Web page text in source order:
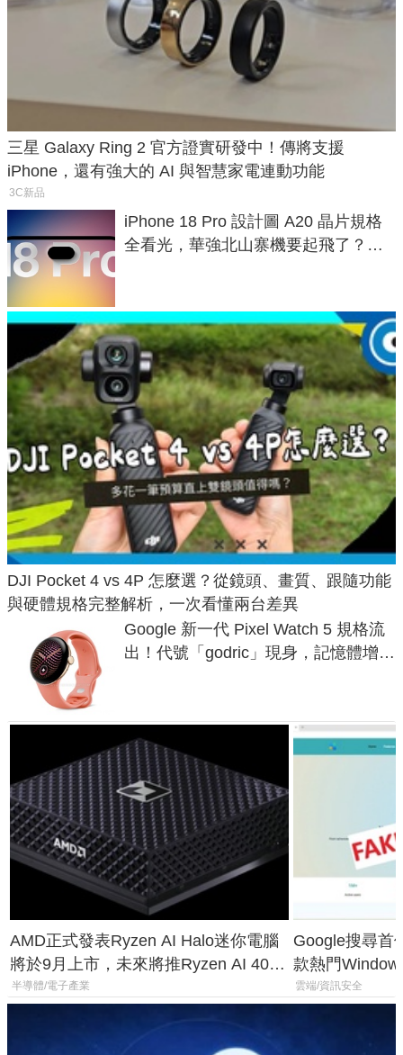
三星 Galaxy Ring 2 官方證實研發中！傳將支援
iPhone，還有強大的 AI 與智慧家電連動功能
3C新品
iPhone 18 Pro 設計圖 A20 晶片規格
全看光，華強北山寨機要起飛了？專
DJI Pocket 4 vs 4P 怎麼選？從鏡頭、畫質、跟隨功能
與硬體規格完整解析，一次看懂兩台差異
Google 新一代 Pixel Watch 5 規格流
出！代號「godric」現身，記憶體增強
AMD正式發表Ryzen AI Halo迷你電腦
將於9月上市，未來將推Ryzen AI 400
Max系列處理器與對應升級版
半導體/電子產業
Google搜尋首
款熱門
機
雲端/資訊安全